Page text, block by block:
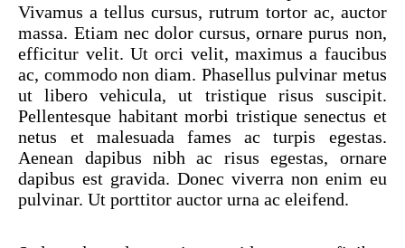
Vivamus a tellus cursus, rutrum tortor ac, auctor
massa. Etiam nec dolor cursus, ornare purus non,
efficitur velit. Ut orci velit, maximus a faucibus
ac, commodo non diam. Phasellus pulvinar metus
ut libero vehicula, ut tristique risus suscipit.
Pellentesque habitant morbi tristique senectus et
netus et malesuada fames ac turpis egestas.
Aenean dapibus nibh ac risus egestas, ornare
dapibus est gravida. Donec viverra non enim eu
pulvinar. Ut porttitor auctor urna ac eleifend.